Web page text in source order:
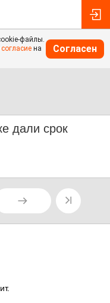
файлы.
согласие на
Согласен
дали срок